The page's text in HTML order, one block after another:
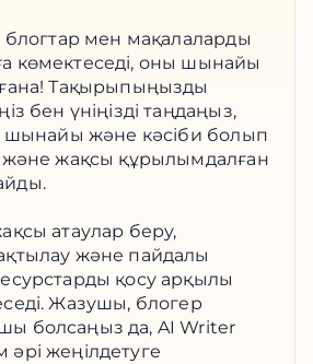
мен мақалаларды
көмектеседі, оны шынайы
Тақырыпыңызды
бен үніңізді таңдаңыз,
шынайы және кәсіби болып
және жақсы құрылымдалған
атаулар беру,
және пайдалы
қосу арқылы
Жазушы, блогер
болсаңыз да, AI Writer
жеңілдетуге